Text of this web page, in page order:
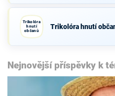
Trikolóra
hnutí
občanů
Trikolóra hnutí
Nejnovější příspěvky k